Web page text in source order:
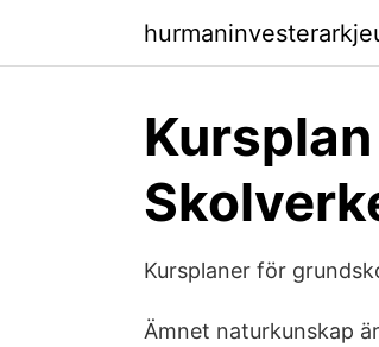
Kursplaner för
Ämnet naturkunskap